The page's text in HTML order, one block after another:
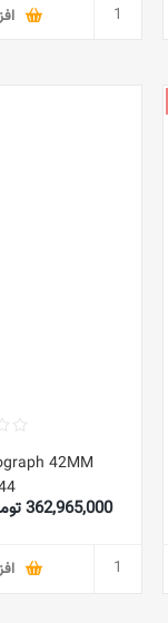
42MM
362,965,000 تومان